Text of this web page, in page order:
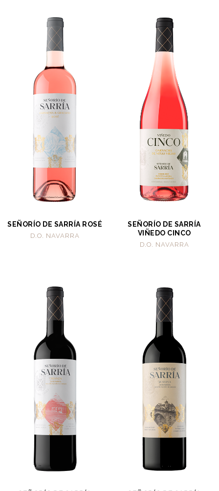
SEÑORÍO DE SARRÍA ROSÉ
D.O. NAVARRA
SEÑORÍO DE SARRÍA
VIÑEDO CINCO
D.O. NAVARRA